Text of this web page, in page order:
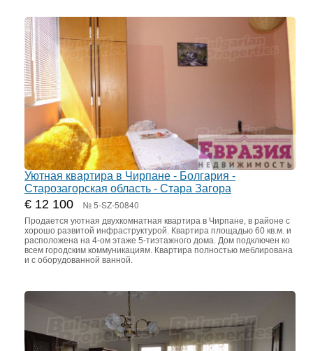
Уютная квартира в Чирпане - Болгария -
Старозагорская область - Стара Загора
€ 12 100 № 5-SZ-50840
Продается уютная двухкомнатная квартира в Чирпане, в районе с
хорошо развитой инфраструктурой. Квартира площадью 60 кв.м. и
расположена на 4-ом этаже 5-тиэтажного дома. Дом подключен ко
всем городским коммуникациям. Квартира полностью меблирована
и с оборудованной ванной.